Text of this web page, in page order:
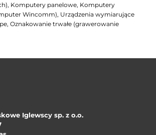
Komputery panelowe, Komputery
Wincomm), Urządzenia wymiarujące
Oznakowanie trwałe (grawerowanie
Iglewscy sp. z o.o.